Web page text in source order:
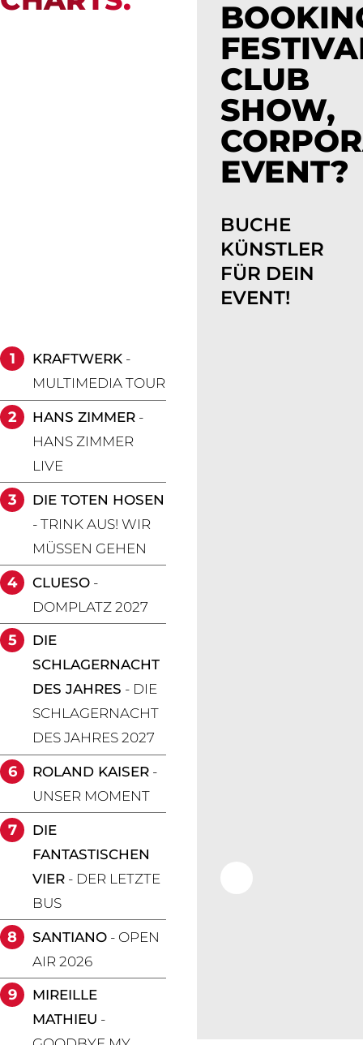
1 KRAFTWERK -
MULTIMEDIA TOUR
2 HANS ZIMMER -
HANS ZIMMER
LIVE
3
DIE TOTEN HOSEN
- TRINK AUS! WIR
MÜSSEN GEHEN
4 CLUESO -
DOMPLATZ 2027
5
DIE
SCHLAGERNACHT
DES JAHRES - DIE
SCHLAGERNACHT
DES JAHRES 2027
6 ROLAND KAISER -
UNSER MOMENT
7
DIE
FANTASTISCHEN
VIER - DER LETZTE
BUS
8 SANTIANO - OPEN
AIR 2026
9
MIREILLE
MATHIEU -
CLUB
SHOW,
EVENT?
BUCHE
KÜNSTLER
FÜR DEIN
EVENT!